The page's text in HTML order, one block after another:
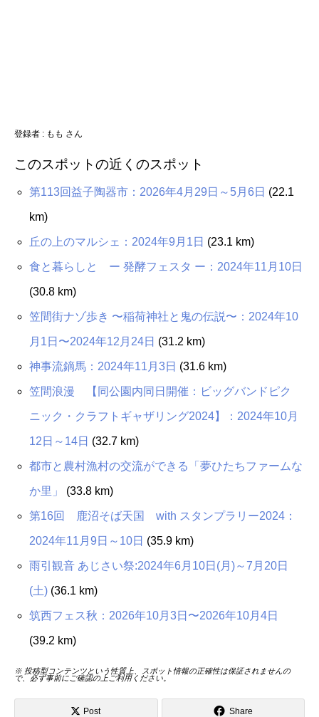
登録者 : もも さん
このスポットの近くのスポット
第113回益子陶器市：2026年4月29日～5月6日 (22.1
km)
丘の上のマルシェ：2024年9月1日 (23.1 km)
食と暮らしと ー 発酵フェスタ ー：2024年11月10日
(30.8 km)
笠間街ナゾ歩き 〜稲荷神社と鬼の伝説〜：2024年10
月1日〜2024年12月24日 (31.2 km)
神事流鏑馬：2024年11月3日 (31.6 km)
笠間浪漫 【同公園内同日開催：ビッグバンドピク
ニック・クラフトギャザリング2024】：2024年10月
12日～14日 (32.7 km)
都市と農村漁村の交流ができる「夢ひたちファームな
か里」 (33.8 km)
第16回 鹿沼そば天国 with スタンプラリー2024：
2024年11月9日～10日 (35.9 km)
雨引観音 あじさい祭:2024年6月10日(月)～7月20日
(土)(36.1 km)
筑西フェス秋：2026年10月3日〜2026年10月4日
(39.2 km)
※ 投稿型コンテンツという性質上、スポット情報の正確性は保証されませんの
で、必ず事前にご確認の上ご利用ください。
Post Share